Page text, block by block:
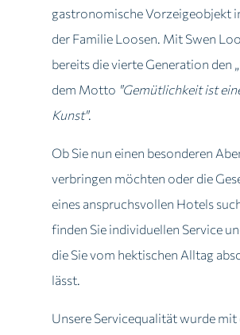
gastronomische Vorzeigeobjekt
der Familie Loosen. Mit Swen
bereits die vierte Generation den
dem Motto "Gemütlichkeit ist
Kunst".
Ob Sie nun einen besonderen
verbringen möchten oder die
eines anspruchsvollen Hotels
finden Sie individuellen Service
die Sie vom hektischen Alltag
lässt.
Unsere Servicequalität wurde mit